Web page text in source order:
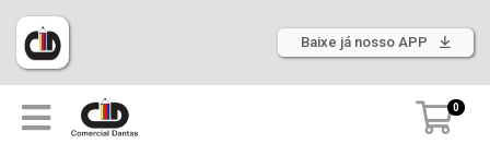
Baixe já nosso APP
0